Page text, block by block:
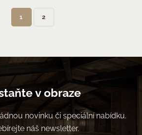
1 2
v obraze
novinku či speciální nabídku.
náš newsletter.